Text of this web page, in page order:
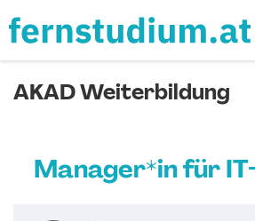
AKAD Weiterbildung
Manager*in für